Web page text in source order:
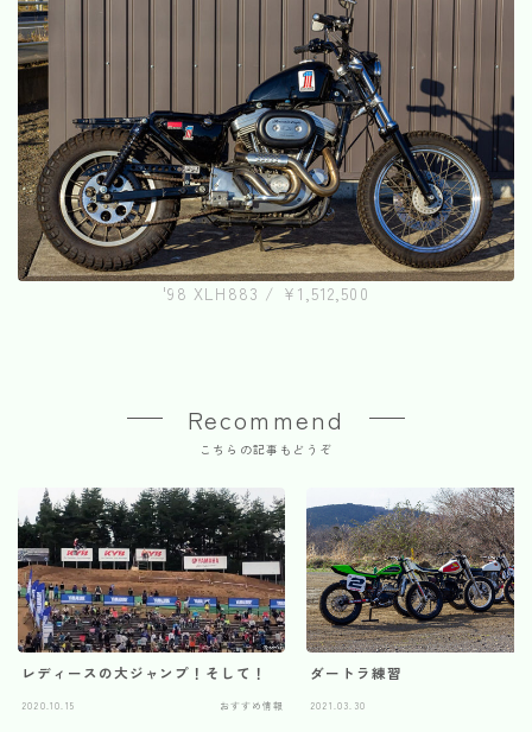
'98 XLH883 / ¥1,512,500
Recommend
こちらの記事もどうぞ
レディースの大ジャンプ！そして！
2020.10.15 おすすめ情報
ダートラ練習
2021.03.30